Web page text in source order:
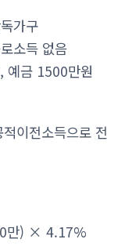
가구
소득 없음
예금 1500만원
이전소득으로 전
만) × 4.17%